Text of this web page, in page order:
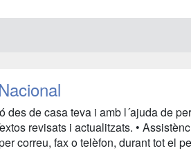
des de casa teva i amb l´ajuda de
revisats i actualitzats. •
correu, fax o telèfon, durant tot el